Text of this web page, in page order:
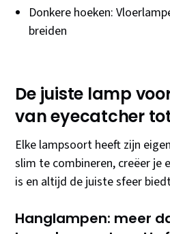
Donkere hoeken:
breiden
De juiste lamp
van eyecatcher
Elke lampsoort heeft zijn
slim te combineren, creëer je
is en altijd de juiste sfeer
Hanglampen: meer